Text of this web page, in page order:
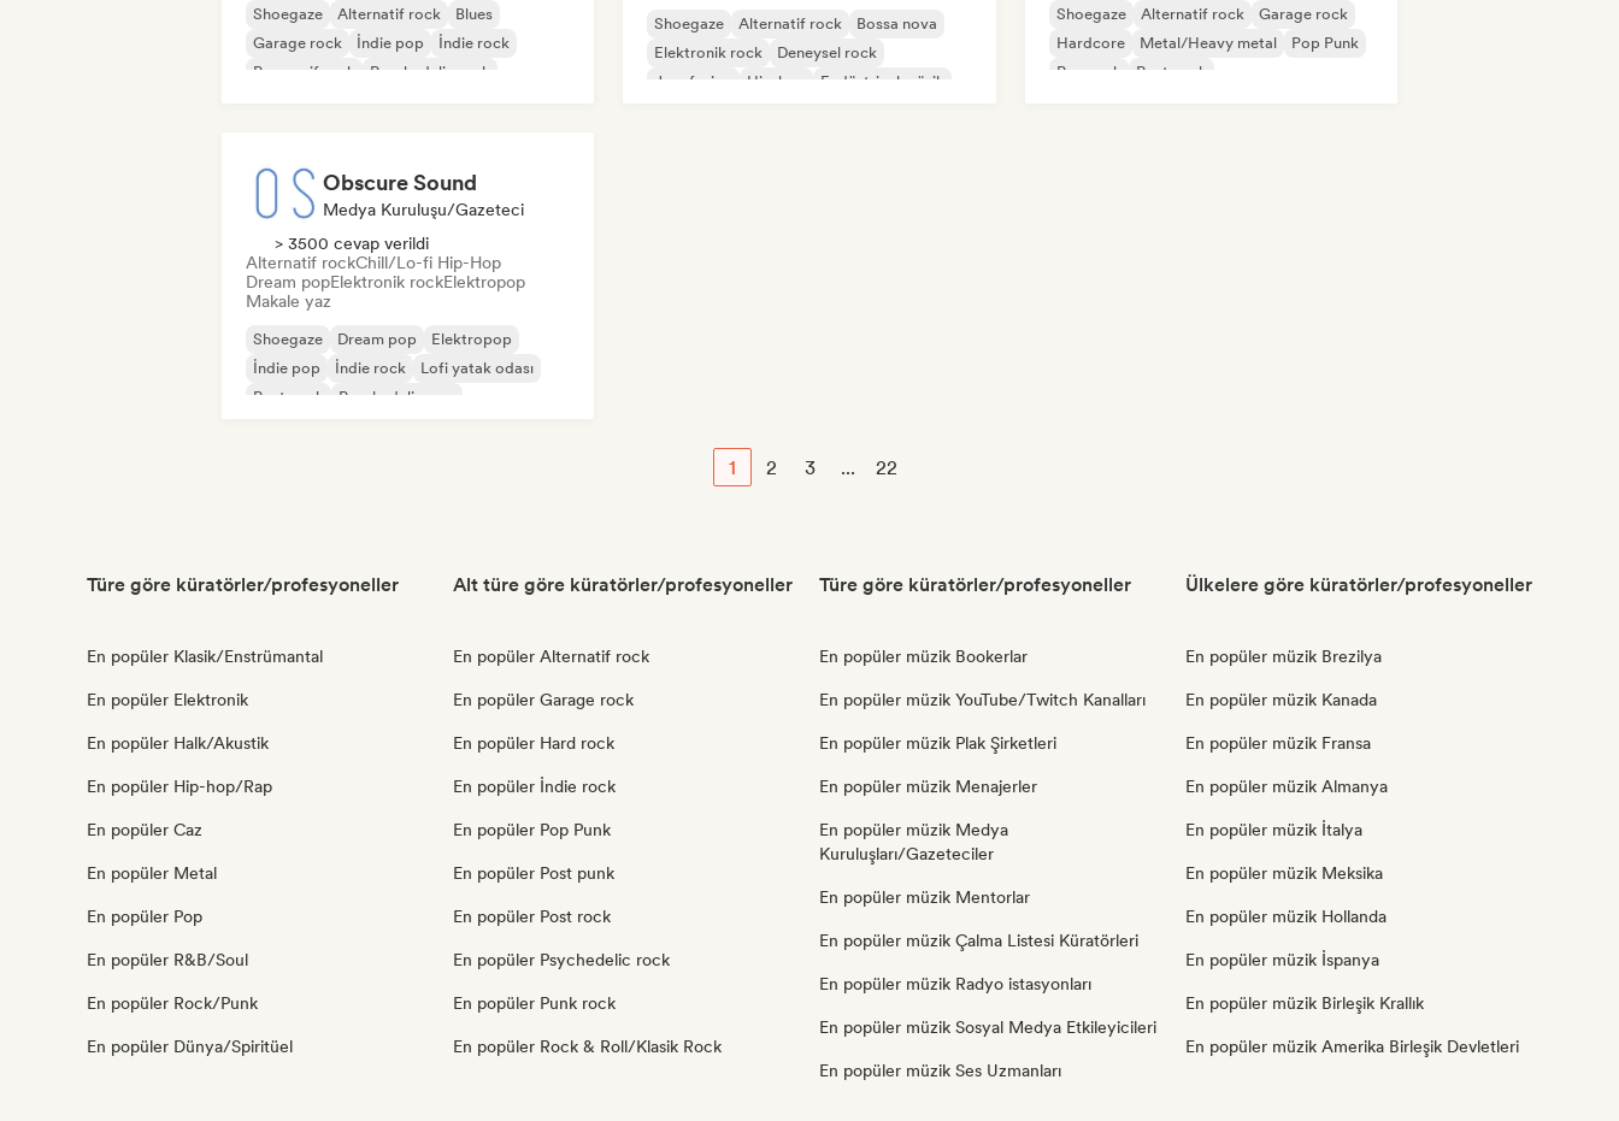
Shoegaze Alternatif rock
Blues
Garage rock
İndie pop
İndie rock
Progresif rock
Psychedelic rock
Shoegaze Alternatif rock
Bossa nova
Elektronik rock
Deneysel rock
Jazz fusion
Hip-hop Endüstriyel müzik
Shoegaze Alternatif rock
Garage rock
Hardcore
Metal/Heavy metal
Pop Punk
Pop rock
Post punk
Obscure Sound
Medya Kuruluşu/Gazeteci
> 3500 cevap verildi
Alternatif rockChill/Lo-fi Hip-Hop
Dream popElektronik rockElektropop
Makale yaz
Shoegaze Dream pop
Elektropop
İndie pop
İndie rock
Lofi yatak odası
Post punk
Psychedelic pop
1 2 3 ... 22
Türe göre küratörler/profesyoneller
En popüler Klasik/Enstrümantal
En popüler Elektronik
En popüler Halk/Akustik
En popüler Hip-hop/Rap
En popüler Caz
En popüler Metal
En popüler Pop
En popüler R&B/Soul
En popüler Rock/Punk
En popüler Dünya/Spiritüel
Alt türe göre küratörler/profesyoneller
En popüler Alternatif rock
En popüler Garage rock
En popüler Hard rock
En popüler İndie rock
En popüler Pop Punk
En popüler Post punk
En popüler Post rock
En popüler Psychedelic rock
En popüler Punk rock
En popüler Rock & Roll/Klasik Rock
Türe göre küratörler/profesyoneller
En popüler müzik Bookerlar
En popüler müzik YouTube/Twitch Kanalları
En popüler müzik Plak Şirketleri
En popüler müzik Menajerler
En popüler müzik Medya
Kuruluşları/Gazeteciler
En popüler müzik Mentorlar
En popüler müzik Çalma Listesi Küratörleri
En popüler müzik Radyo istasyonları
En popüler müzik Sosyal Medya Etkileyicileri
En popüler müzik Ses Uzmanları
Ülkelere göre küratörler/profesyoneller
En popüler müzik Brezilya
En popüler müzik Kanada
En popüler müzik Fransa
En popüler müzik Almanya
En popüler müzik İtalya
En popüler müzik Meksika
En popüler müzik Hollanda
En popüler müzik İspanya
En popüler müzik Birleşik Krallık
En popüler müzik Amerika Birleşik Devletleri